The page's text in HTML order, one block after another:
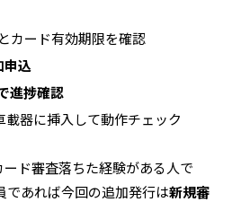
カード有効期限を確認
申込
進捗確認
載器に挿入して動作チェック
ド審査落ちた経験がある人で
であれば今回の追加発行は新規審